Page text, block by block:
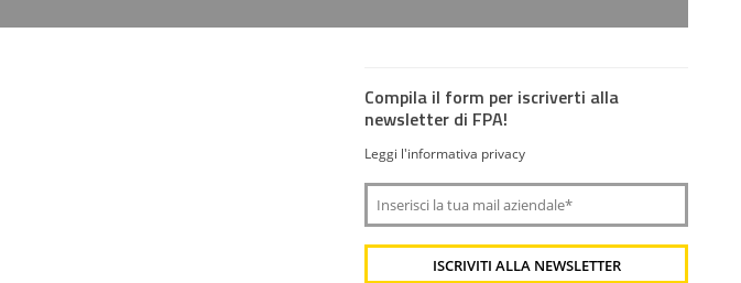
Compila il form per iscriverti alla
newsletter di FPA!
Leggi l'informativa privacy